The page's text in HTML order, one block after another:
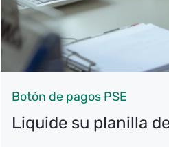
Botón de pagos PSE
Liquide su planilla